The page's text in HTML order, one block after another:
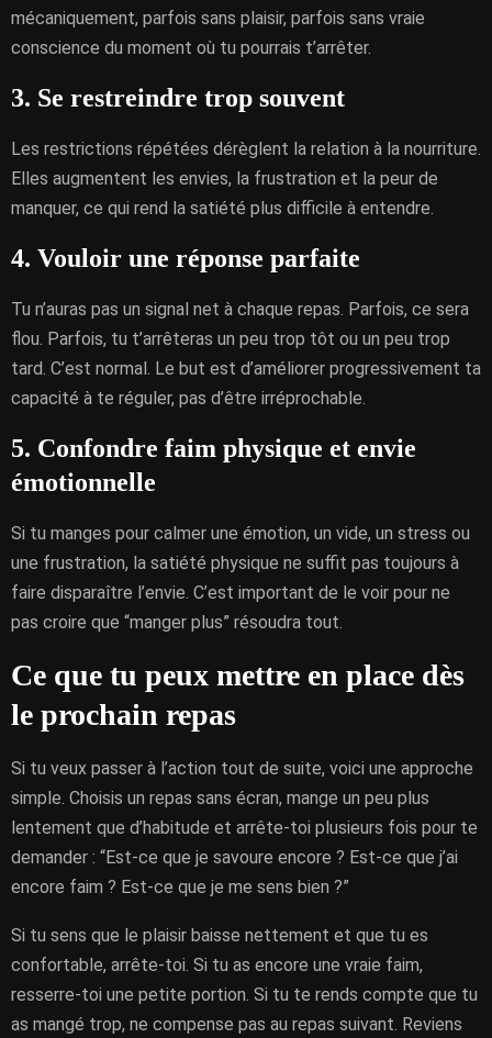
mécaniquement, parfois sans plaisir, parfois sans vraie
conscience du moment où tu pourrais t’arrêter.
3. Se restreindre trop souvent
Les restrictions répétées dérèglent la relation à la nourriture.
Elles augmentent les envies, la frustration et la peur de
manquer, ce qui rend la satiété plus difficile à entendre.
4. Vouloir une réponse parfaite
Tu n’auras pas un signal net à chaque repas. Parfois, ce sera
flou. Parfois, tu t’arrêteras un peu trop tôt ou un peu trop
tard. C’est normal. Le but est d’améliorer progressivement ta
capacité à te réguler, pas d’être irréprochable.
5. Confondre faim physique et envie
émotionnelle
Si tu manges pour calmer une émotion, un vide, un stress ou
une frustration, la satiété physique ne suffit pas toujours à
faire disparaître l’envie. C’est important de le voir pour ne
pas croire que “manger plus” résoudra tout.
Ce que tu peux mettre en place dès
le prochain repas
Si tu veux passer à l’action tout de suite, voici une approche
simple. Choisis un repas sans écran, mange un peu plus
lentement que d’habitude et arrête-toi plusieurs fois pour te
demander : “Est-ce que je savoure encore ? Est-ce que j’ai
encore faim ? Est-ce que je me sens bien ?”
Si tu sens que le plaisir baisse nettement et que tu es
confortable, arrête-toi. Si tu as encore une vraie faim,
resserre-toi une petite portion. Si tu te rends compte que tu
as mangé trop, ne compense pas au repas suivant. Reviens